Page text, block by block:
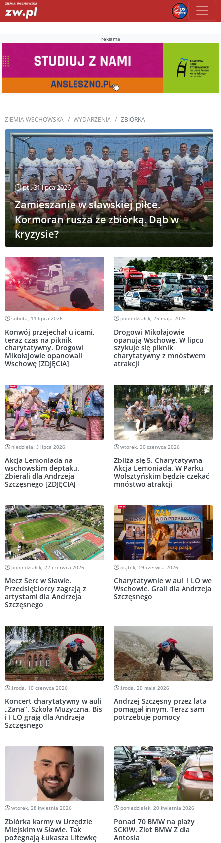
reklama
ZIEMIA WSCHOWSKA WYDARZENIA ZBIÓRKA
pt., 31 lipca 2026
Zamieszanie w sławskiej piłce.
Kormoran rusza ze zbiórką. Dąb w
kryzysie?
sobota, 11 lipca 2026
Konwój przejechał ulicami,
teraz czas na piknik
charytatywny. Drogowi
Mikołajowie opanowali
Wschowę [ZDJĘCIA]
poniedziałek, 25 maja 2026
Drogowi Mikołajowie
opanują Wschowę. W lipcu
szykuje się piknik
charytatywny z mnóstwem
atrakcji
niedziela, 5 lipca 2026
Akcja Lemoniada na
wschowskim deptaku.
Zbierali dla Andrzeja
Szczęsnego [ZDJĘCIA]
wtorek, 30 czerwca 2026
Zbliża się 5. Charytatywna
Akcja Lemoniada. W Parku
Wolsztyńskim będzie czekać
mnóstwo atrakcji
poniedziałek, 22 czerwca 2026
Mecz Serc w Sławie.
Przedsiębiorcy zagrają z
artystami dla Andrzeja
Szczęsnego
piątek, 19 czerwca 2026
Charytatywnie w auli I LO we
Wschowie. Grali dla Andrzeja
Szczęsnego
środa, 10 czerwca 2026
Koncert charytatywny w auli
„Zana”. Szkoła Muzyczna, Bis
i I LO grają dla Andrzeja
Szczęsnego
środa, 20 maja 2026
Andrzej Szczęsny przez lata
pomagał innym. Teraz sam
potrzebuje pomocy
wtorek, 28 kwietnia 2026
Zbiórka karmy w Urzędzie
Miejskim w Sławie. Tak
pożegnają Łukasza Litewkę
poniedziałek, 20 kwietnia 2026
Ponad 70 BMW na plaży
SCKiW. Zlot BMW Z dla
Antosia